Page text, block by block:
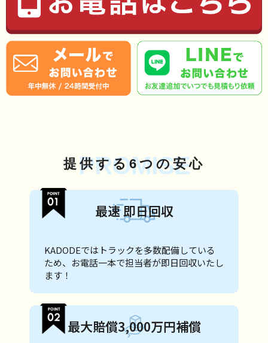
PROMISE
提供する6つの安心
最速 即日回収
KADODEではトラックを多数配備している
ため、お電話一本で担当者が即日回収いたし
ます！
最大賠償3,000万円補償